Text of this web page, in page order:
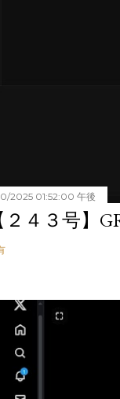
2025 01:52:00 午後
２４３号】